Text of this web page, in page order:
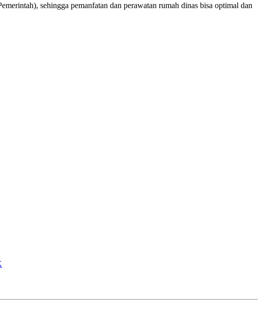
sehingga pemanfatan dan perawatan rumah dinas bisa optimal dan